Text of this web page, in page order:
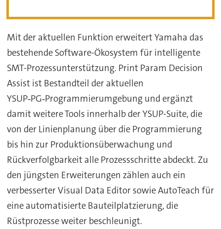
Mit der aktuellen Funktion erweitert Yamaha das
bestehende Software-Ökosystem für intelligente
SMT-Prozessunterstützung. Print Param Decision
Assist ist Bestandteil der aktuellen
YSUP‑PG‑Programmierumgebung und ergänzt
damit weitere Tools innerhalb der YSUP-Suite, die
von der Linienplanung über die Programmierung
bis hin zur Produktionsüberwachung und
Rückverfolgbarkeit alle Prozessschritte abdeckt. Zu
den jüngsten Erweiterungen zählen auch ein
verbesserter Visual Data Editor sowie AutoTeach für
eine automatisierte Bauteilplatzierung, die
Rüstprozesse weiter beschleunigt.